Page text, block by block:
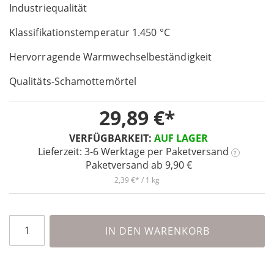
Industriequalität
Klassifikationstemperatur 1.450 °C
Hervorragende Warmwechselbeständigkeit
Qualitäts-Schamottemörtel
VERFÜGBARKEIT: AUF LAGER
Lieferzeit: 3-6 Werktageper Paketversand ?
Paketversand ab 9,90 €
29,89 €
2,39 € / 1 kg
IN DEN WARENKORB
the
images
gallery